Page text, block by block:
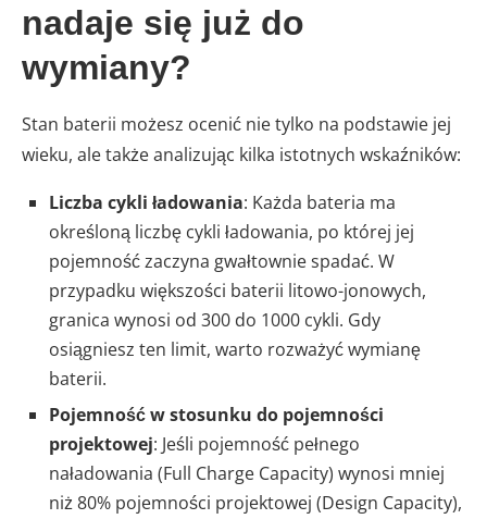
nadaje się już do
wymiany?
Stan baterii możesz ocenić nie tylko na podstawie jej
wieku, ale także analizując kilka istotnych wskaźników:
Liczba cykli ładowania: Każda bateria ma
określoną liczbę cykli ładowania, po której jej
pojemność zaczyna gwałtownie spadać. W
przypadku większości baterii litowo-jonowych,
granica wynosi od 300 do 1000 cykli. Gdy
osiągniesz ten limit, warto rozważyć wymianę
baterii.
Pojemność w stosunku do pojemności
projektowej: Jeśli pojemność pełnego
naładowania (Full Charge Capacity) wynosi mniej
niż 80% pojemności projektowej (Design Capacity),